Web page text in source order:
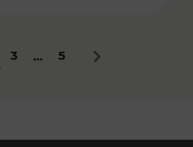
3 ... 5 Nächstes